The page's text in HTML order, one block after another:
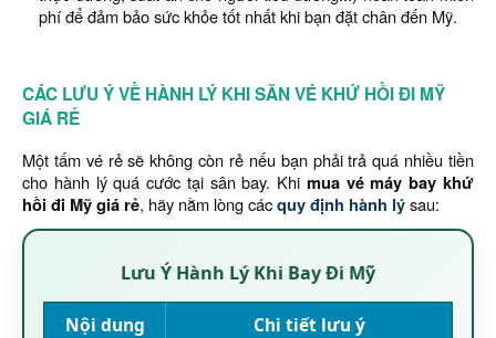
phí để đảm bảo sức khỏe tốt nhất khi bạn đặt chân đến Mỹ.
CÁC LƯU Ý VỀ HÀNH LÝ KHI SĂN VÉ KHỨ HỒI ĐI MỸ
GIÁ RẺ
Một tấm vé rẻ sẽ không còn rẻ nếu bạn phải trả quá nhiều tiền
cho hành lý quá cước tại sân bay. Khi mua vé máy bay khứ
hồi đi Mỹ giá rẻ, hãy nằm lòng cácquy định hành lýsau:
Lưu Ý Hành Lý Khi Bay Đi Mỹ
Nội dung Chi tiết lưu ý